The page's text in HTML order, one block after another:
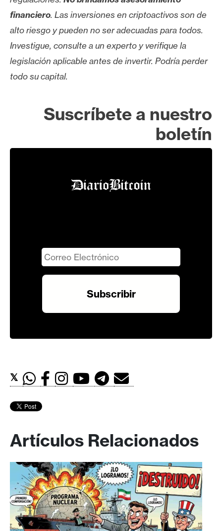
financiero. Las inversiones en criptoactivos son de
alto riesgo y pueden no ser adecuadas para todos.
Investigue, consulte a un experto y verifique la
legislación aplicable antes de invertir. Podría perder
todo su capital.
Suscríbete a nuestro
boletín
𝕏
Artículos Relacionados